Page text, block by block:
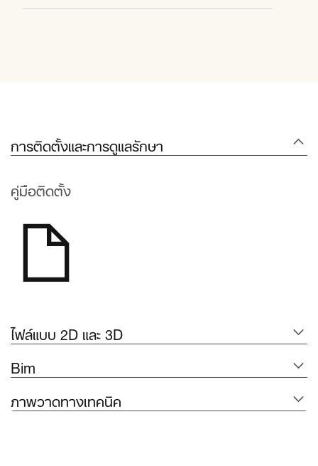
การติดตั้งและการดูแลรักษา
คู่มือติดตั้ง
ไฟล์แบบ 2D และ 3D
Bim
ภาพวาดทางเทคนิค